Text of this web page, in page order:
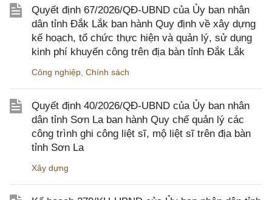
Quyết định 67/2026/QĐ-UBND của Ủy ban nhân
dân tỉnh Đắk Lắk ban hành Quy định về xây dựng
kế hoạch, tổ chức thực hiện và quản lý, sử dụng
kinh phí khuyến công trên địa bàn tỉnh Đắk Lắk
Công nghiệp Chính sách
Quyết định 40/2026/QĐ-UBND của Ủy ban nhân
dân tỉnh Sơn La ban hành Quy chế quản lý các
công trình ghi công liệt sĩ, mộ liệt sĩ trên địa bàn
tỉnh Sơn La
Xây dựng